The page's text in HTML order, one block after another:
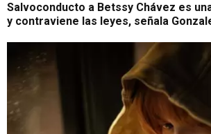
Salvoconducto a Betssy Chávez es
y contraviene las leyes, señala